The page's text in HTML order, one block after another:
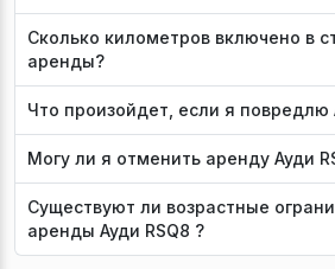
Сколько километров включено в
аренды?
Что произойдет, если я повредлю
Могу ли я отменить аренду Ауди
Существуют ли возрастные
аренды Ауди RSQ8 ?